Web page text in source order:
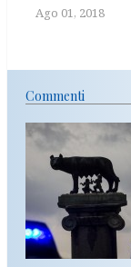
Ago 01, 2018
Commenti